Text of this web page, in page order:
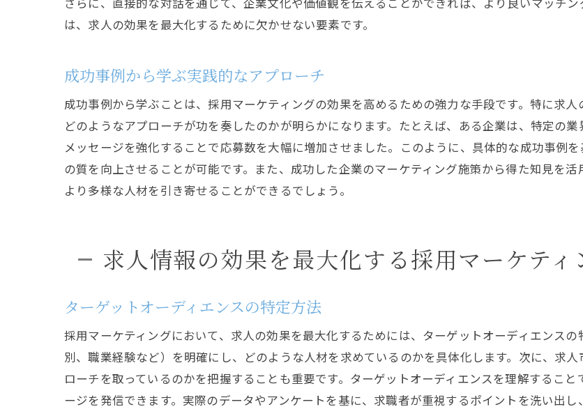
ビジュアルコンテンツの重要性
応募率を上げる文章の書き方
差別化された広告で競合を上回る
採用活動を成功に導くための具体的ステップ
採用プロセスの流れを設計する
効果的な面接の計画と実施
社員の定着率向上のための施策
チームビルディングを通じた長期成長
成功事例から学ぶ効果的な採用マーケティング
小規模企業の採用戦略の工夫
業界のベストプラクティスとは
グローバル企業から学ぶ多様性の採用
は、求人の効果を最大化するために欠かせない要素です。
成功事例から学ぶ実践的なアプローチ
成功事例から学ぶことは、採用マーケティングの効果を高めるための強力な手段です。特に求
どのようなアプローチが功を奏したのかが明らかになります。たとえば、ある企業は、特定の
メッセージを強化することで応募数を大幅に増加させました。このように、具体的な成功事例
の質を向上させることが可能です。また、成功した企業のマーケティング施策から得た知見を
より多様な人材を引き寄せることができるでしょう。
求人情報の効果を最大化する採用マーケティ
ターゲットオーディエンスの特定方法
採用マーケティングにおいて、求人の効果を最大化するためには、ターゲットオーディエンス
別、職業経験など）を明確にし、どのような人材を求めているのかを具体化します。次に、求
ローチを取っているのかを把握することも重要です。ターゲットオーディエンスを理解するこ
ージを発信できます。実際のデータやアンケートを基に、求職者が重視するポイントを洗い出